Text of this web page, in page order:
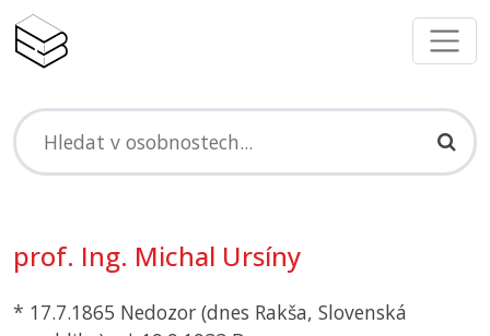
prof. Ing. Michal Ursíny
* 17.7.1865 Nedozor (dnes Rakša, Slovenská